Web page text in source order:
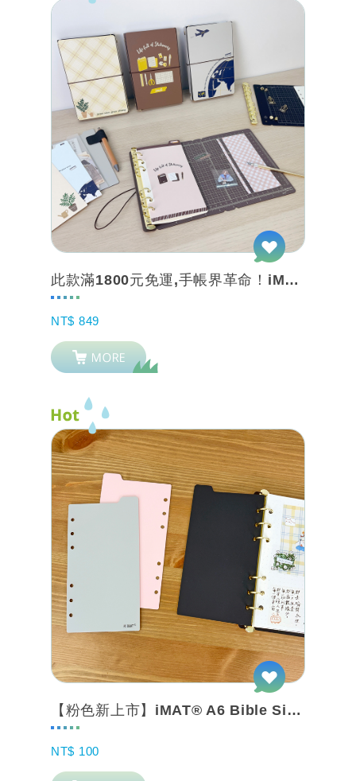
此款滿1800元免運,手帳界革命！iMAT®創作旅伴手帳本™｜第一本「內建切割墊...
NT$ 849
【粉色新上市】iMAT® A6 Bible Size 創作書寫墊板_6孔_ 手帳...
NT$ 100